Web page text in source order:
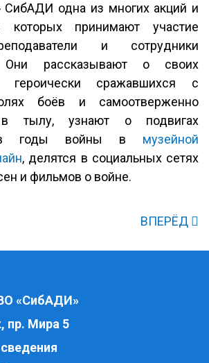
СибАДИ одна из многих акций и
принимают участие
и сотрудники
Они рассказывают о своих
героически сражавшихся с
боёв и самоотверженно
в тылу, узнают о подвигах
в годы войны в музейной
, делятся в социальных сетях
и фильмов о войне.
ВПЕРЁД
«СибАДИ»
пр. Мира 5